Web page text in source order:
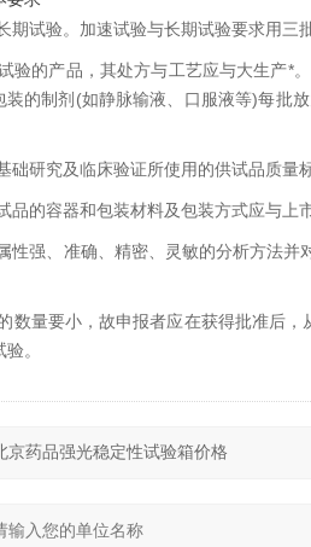
期试验。加速试验与长期试验要求用三
验的产品，其处方与工艺应与大生产
的制剂(如静脉输液、口服液等)每批
础研究及临床验证所使用的供试品质量
品的容器和包装材料及包装方式应与上
性强、准确、精密、灵敏的分析方法
数量要小，故申报者应在获得批准后
。